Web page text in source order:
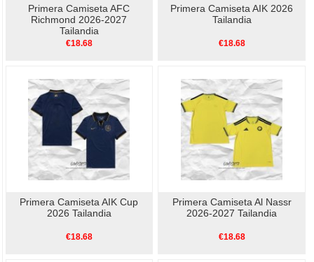
Primera Camiseta AFC
Richmond 2026-2027
Tailandia
€18.68
Primera Camiseta AIK 2026
Tailandia
€18.68
Primera Camiseta AIK Cup
2026 Tailandia
€18.68
Primera Camiseta Al Nassr
2026-2027 Tailandia
€18.68